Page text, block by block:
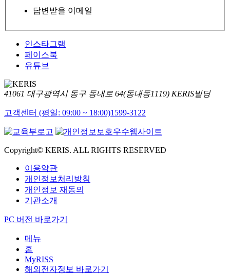
답변받을 이메일
인스타그램
페이스북
유튜브
41061 대구광역시 동구 동내로 64(동내동1119) KERIS빌딩
고객센터 (평일: 09:00 ~ 18:00)1599-3122
Copyright© KERIS. ALL RIGHTS RESERVED
이용약관
개인정보처리방침
개인정보 재동의
기관소개
PC 버전 바로가기
메뉴
홈
MyRISS
해외전자정보 바로가기